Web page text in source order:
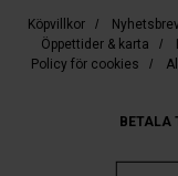
Köpvillkor /
Öppettider & karta /
Policy för cookies /
BETALA